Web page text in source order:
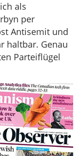
als
per
Antisemit und
haltbar. Genau
Parteiflügel